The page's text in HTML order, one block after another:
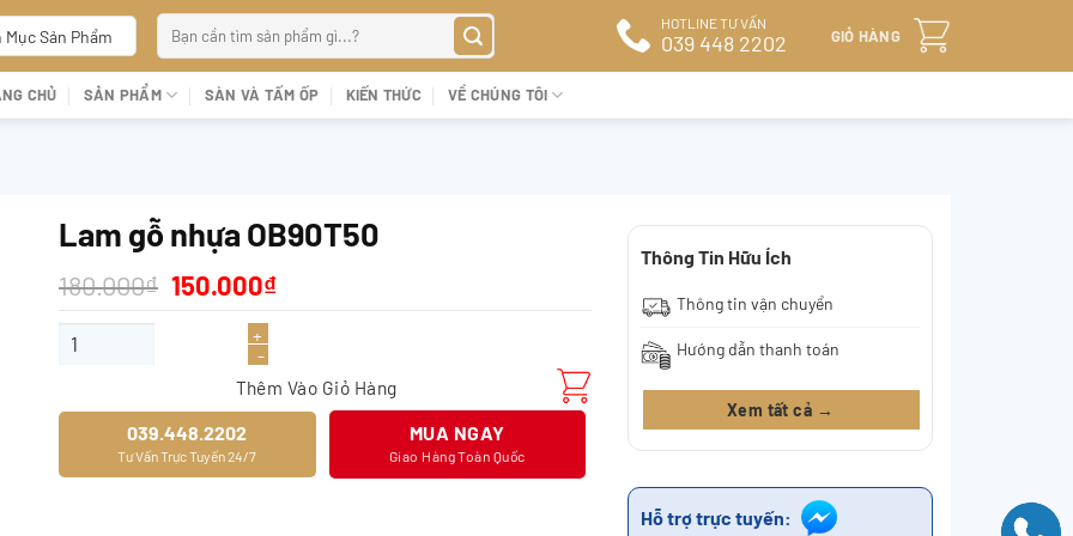
Mục Sản Phẩm
kiếm:
HOTLINE TƯ VẤN
039 448 2202 GIỎ HÀNG
CHỦ SẢN PHẨM SÀN VÀ TẤM ỐP KIẾN THỨC VỀ CHÚNG TÔI
Lam gỗ nhựa OB90T50
180.000₫ Giá
gốc
180.000₫.
150.000₫Giá
hiện
Lam gỗ nhựa OB90T50 số lượng
Thêm Vào Giỏ Hàng
039.448.2202
Tư Vấn Trực Tuyến 24/7
MUA NGAY
Giao Hàng Toàn Quốc
Thông Tin Hữu Ích
Thông tin vận chuyển
Hướng dẫn thanh toán
Xem tất cả →
Hỗ trợ trực tuyến: